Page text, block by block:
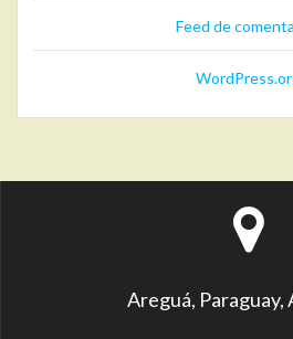
Feed de
Areguá, Paraguay,